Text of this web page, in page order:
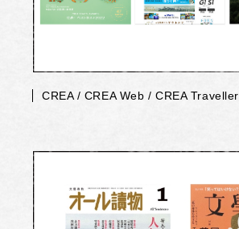
CREA / CREA Web / CREA Traveller